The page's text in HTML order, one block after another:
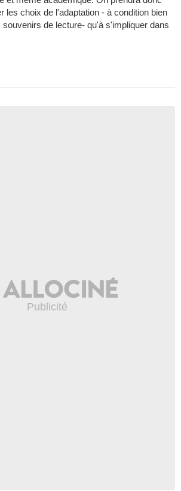
les choix de l'adaptation - à condition bien
de lecture- qu'à s'impliquer dans